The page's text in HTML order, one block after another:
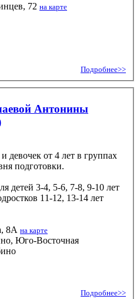
72 на карте
Подробнее>>
Антонины
девочек от 4 лет в группах
подготовки.
детей 3-4, 5-6, 7-8, 9-10 лет
11-12, 13-14 лет
8А на карте
Юго-Восточная
Подробнее>>